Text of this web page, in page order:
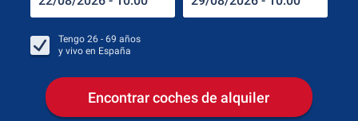
Tengo 26 - 69 años
y vivo en España
Encontrar coches de alquiler